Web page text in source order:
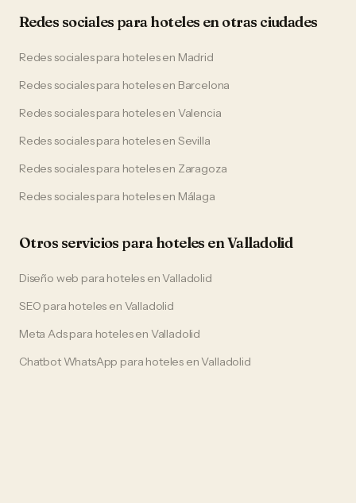
Redes sociales parahoteles en otras ciudades
Redes socialespara hotelesen Madrid
Redes socialespara hotelesen Barcelona
Redes socialespara hotelesen Valencia
Redes socialespara hotelesen Sevilla
Redes socialespara hotelesen Zaragoza
Redes socialespara hotelesen Málaga
Otros servicios parahoteles enValladolid
Diseño web para hoteles enValladolid
SEO para hoteles en Valladolid
Meta Adspara hotelesen Valladolid
Chatbot WhatsApp para hoteles enValladolid